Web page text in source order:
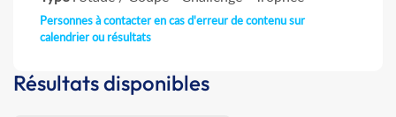
Personnes à contacter en cas d'erreur de contenu sur
calendrier ou résultats
Résultats disponibles